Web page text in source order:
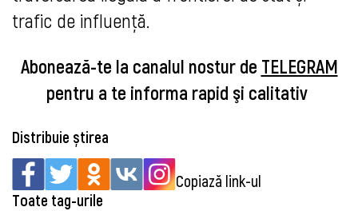
trafic de influență.
Abonează-te la canalul nostur de TELEGRAM
pentru a te informa rapid şi calitativ
Distribuie știrea
Copiază link-ul
Toate tag-urile